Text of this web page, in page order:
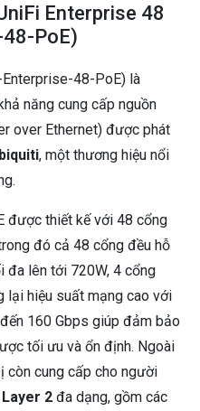
Enterprise 48
48-PoE)
48-PoE) là
năng cung cấp nguồn
over Ethernet) được phát
, một thương hiệu nổi
được thiết kế với 48 cổng
đó cả 48 cổng đều hỗ
lên tới 720W, 4 cổng
lại hiệu suất mạng cao với
160 Gbps giúp đảm bảo
tối ưu và ổn định. Ngoài
còn cung cấp cho người
2 đa dạng, gồm các